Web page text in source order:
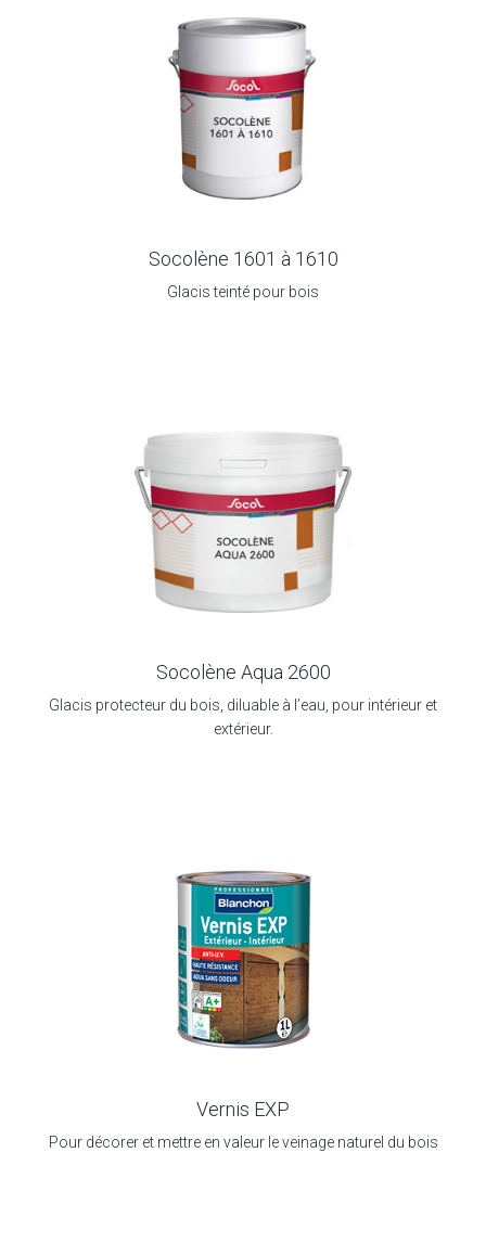
Socolène 1601 à 1610
Glacis teinté pour bois
Socolène Aqua 2600
Glacis protecteur du bois, diluable à l’eau, pour intérieur et
extérieur.
Vernis EXP
Pour décorer et mettre en valeur le veinage naturel du bois